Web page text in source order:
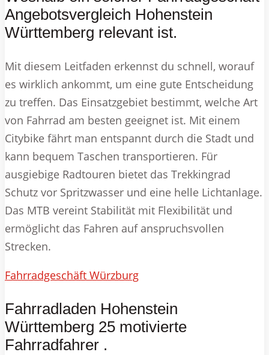
Angebotsvergleich Hohenstein
Württemberg relevant ist.
Mit diesem Leitfaden erkennst du schnell, worauf
es wirklich ankommt, um eine gute Entscheidung
zu treffen. Das Einsatzgebiet bestimmt, welche Art
von Fahrrad am besten geeignet ist. Mit einem
Citybike fährt man entspannt durch die Stadt und
kann bequem Taschen transportieren. Für
ausgiebige Radtouren bietet das Trekkingrad
Schutz vor Spritzwasser und eine helle Lichtanlage.
Das MTB vereint Stabilität mit Flexibilität und
ermöglicht das Fahren auf anspruchsvollen
Strecken.
Fahrradgeschäft Würzburg
Fahrradladen Hohenstein
Württemberg 25 motivierte
Fahrradfahrer .